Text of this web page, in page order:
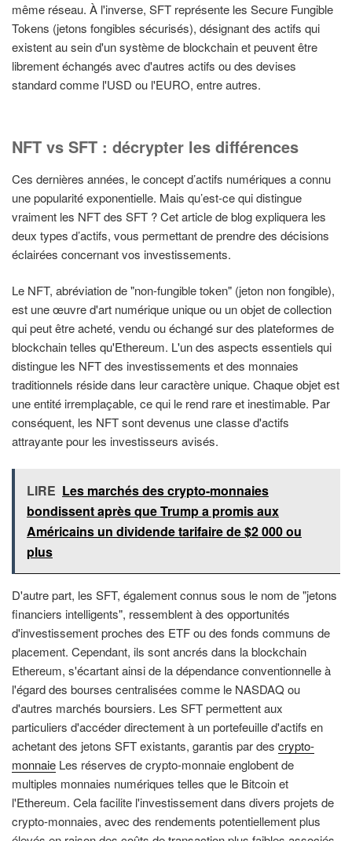
même réseau. À l'inverse, SFT représente les Secure Fungible
Tokens (jetons fongibles sécurisés), désignant des actifs qui
existent au sein d'un système de blockchain et peuvent être
librement échangés avec d'autres actifs ou des devises
standard comme l'USD ou l'EURO, entre autres.
NFT vs SFT : décrypter les différences
Ces dernières années, le concept d’actifs numériques a connu
une popularité exponentielle. Mais qu’est-ce qui distingue
vraiment les NFT des SFT ? Cet article de blog expliquera les
deux types d’actifs, vous permettant de prendre des décisions
éclairées concernant vos investissements.
Le NFT, abréviation de "non-fungible token" (jeton non fongible),
est une œuvre d'art numérique unique ou un objet de collection
qui peut être acheté, vendu ou échangé sur des plateformes de
blockchain telles qu'Ethereum. L'un des aspects essentiels qui
distingue les NFT des investissements et des monnaies
traditionnels réside dans leur caractère unique. Chaque objet est
une entité irremplaçable, ce qui le rend rare et inestimable. Par
conséquent, les NFT sont devenus une classe d'actifs
attrayante pour les investisseurs avisés.
LIRE Les marchés des crypto-monnaies
bondissent après que Trump a promis aux
Américains un dividende tarifaire de $2 000 ou
plus
D'autre part, les SFT, également connus sous le nom de "jetons
financiers intelligents", ressemblent à des opportunités
d'investissement proches des ETF ou des fonds communs de
placement. Cependant, ils sont ancrés dans la blockchain
Ethereum, s'écartant ainsi de la dépendance conventionnelle à
l'égard des bourses centralisées comme le NASDAQ ou
d'autres marchés boursiers. Les SFT permettent aux
particuliers d'accéder directement à un portefeuille d'actifs en
achetant des jetons SFT existants, garantis par des crypto-
monnaie Les réserves de crypto-monnaie englobent de
multiples monnaies numériques telles que le Bitcoin et
l'Ethereum. Cela facilite l'investissement dans divers projets de
crypto-monnaies, avec des rendements potentiellement plus